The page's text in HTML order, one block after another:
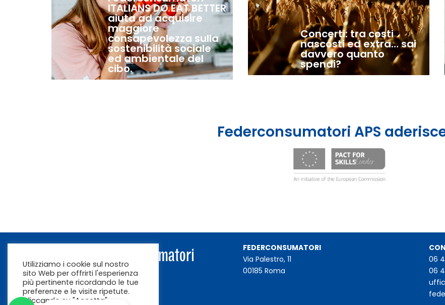
ITALIANS DO EAT BETTER
aiuta ad acquisire
maggiore
consapevolezza sulla
sostenibilità sociale
ed ambientale del
cibo.
Concerti: tra costi
nascosti ed extra… sai
davvero quanto
spendi?
Federconsumatori APS
FEDERCONSUMATORI
Via Palestro, 11
00185 Roma
06
06
Utilizziamo i cookie sul nostro
sito Web per offrirti l'esperienza
più pertinente ricordando le tue
preferenze e le visite ripetute.
Cliccando su "Accetta"